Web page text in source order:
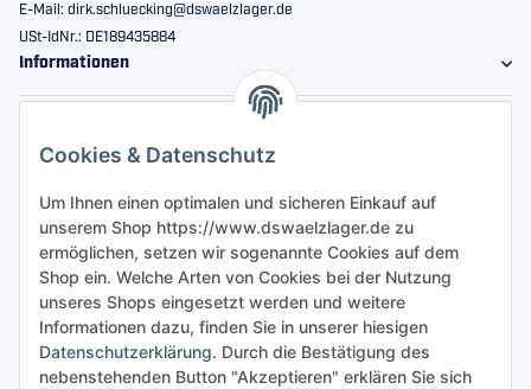
Cookies & Datenschutz
Um Ihnen einen optimalen und sicheren Einkauf auf
unserem Shop https://www.dswaelzlager.de zu
ermöglichen, setzen wir sogenannte Cookies auf dem
Shop ein. Welche Arten von Cookies bei der Nutzung
unseres Shops eingesetzt werden und weitere
Informationen dazu, finden Sie in unserer hiesigen
Datenschutzerklärung. Durch die Bestätigung des
nebenstehenden Button "Akzeptieren" erklären Sie sich
E-Mail: dirk.schluecking@dswaelzlager.de
USt-IdNr.: DE189435884
Informationen